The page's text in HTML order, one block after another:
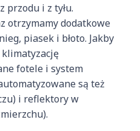
przodu i z tyłu.
otrzymamy dodatkowe
piasek i błoto. Jakby
klimatyzację
fotele i system
są też
i reflektory w